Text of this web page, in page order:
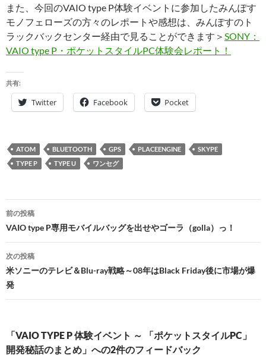
また、今回のVAIO type P体験イベントに参加したみんぽす
モノフェローズの方々のレポートや感想は、みんぽすのト
ラックバックセンター経由で見ることができます＞ SONY：
VAIO type P・ポケットスタイルPC体験会レポート！
共有:
Twitter Facebook Pocket
ATOM BLUETOOTH GPS PLACEENGINE
SKYPE
TYPE P
TYPE U ワンセグ
投
稿
ナ
ビ
ゲ
シ
前の投稿
VAIO type P専用モバイルバッグを出せやゴーラ（golla）っ！
次の投稿
米ソニーのテレビ＆Blu-ray戦略～08年はBlack Friday後に市場が爆
発
「VAIO TYPE P 体験イベント ～ 「ポケットスタイルPC」
開発秘話のまとめ」への2件のフィードバック